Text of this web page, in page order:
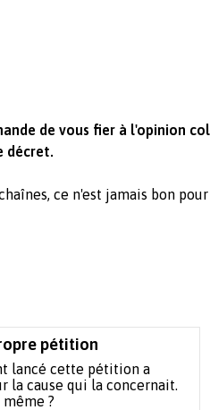
de vous fier à l'opinion
décret.
ce n'est jamais bon
pétition
lancé cette pétition a
la cause qui la concernait.
?